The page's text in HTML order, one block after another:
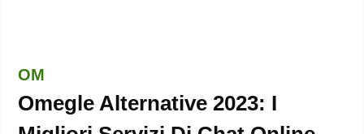
OM
Omegle Alternative 2023: I